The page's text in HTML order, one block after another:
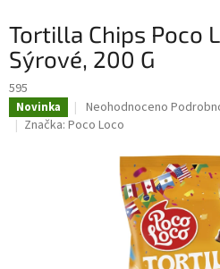
Tortilla Chips Poco
Sýrové, 200 G
595
Novinka
Průměrné
hodnocení
hvězdiček.
Neohodnoceno
Značka: Poco Loco